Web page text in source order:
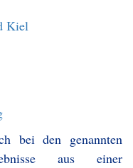
Kiel
bei den genannten
aus einer